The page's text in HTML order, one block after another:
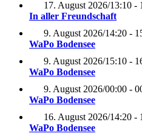
17. August 2026/13:10 -
In aller Freundschaft
9. August 2026/14:20 -
WaPo Bodensee
9. August 2026/15:10 -
WaPo Bodensee
9. August 2026/00:00 -
WaPo Bodensee
16. August 2026/14:20 -
WaPo Bodensee